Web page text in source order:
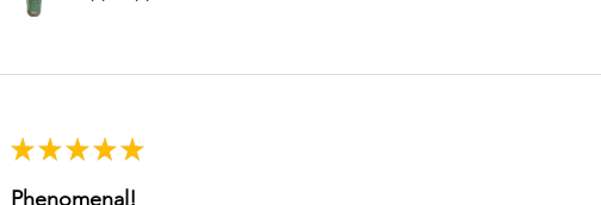
★ ★ ★ ★ ★
Phenomenal!